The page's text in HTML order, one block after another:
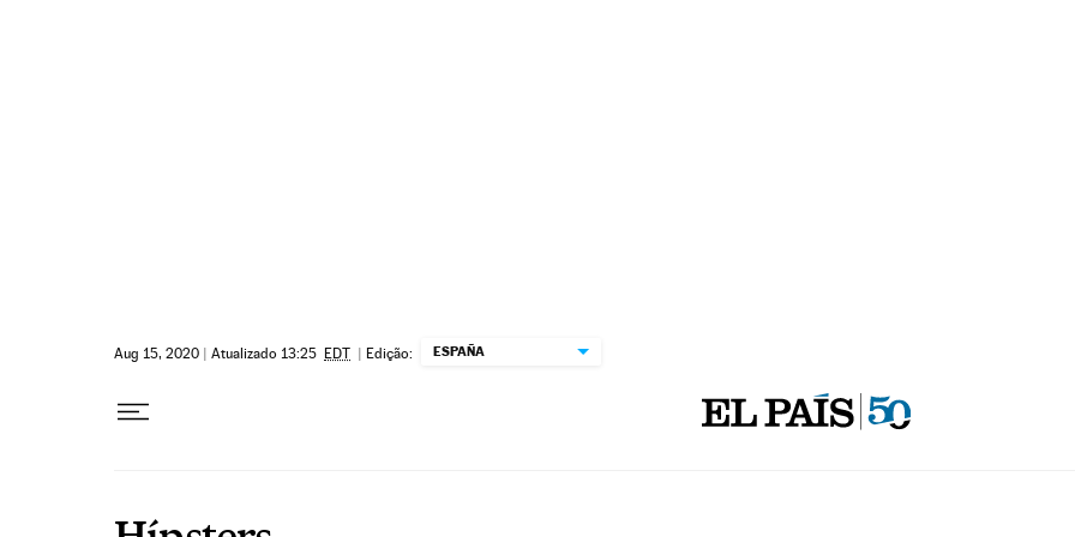
Aug 15, 2020 | Atualizado 13:25 EDT | Edição: ESPAÑA